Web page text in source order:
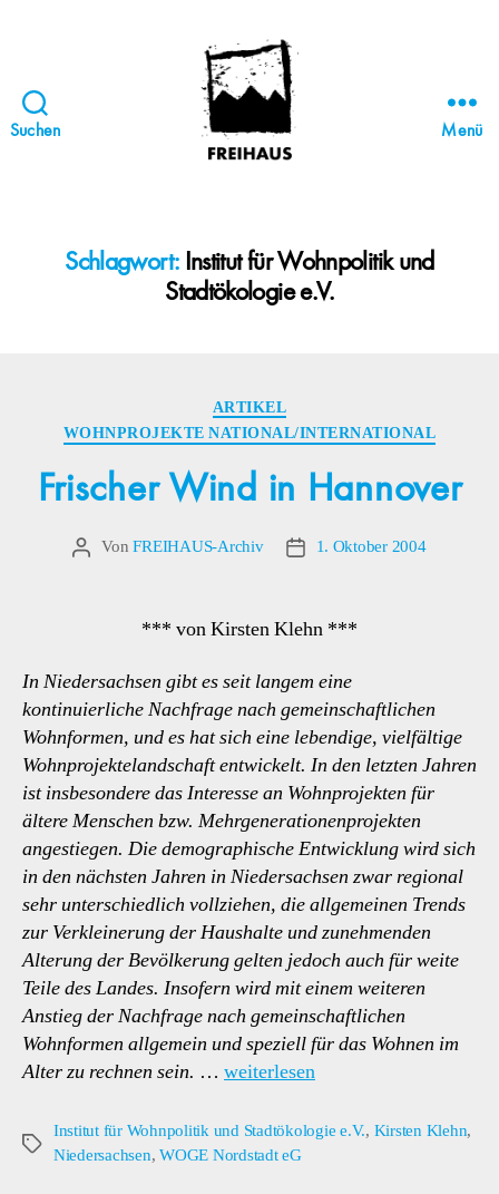
Suchen
STATTBAU
HAMBURG
Menü
Schlagwort: Institut für Wohnpolitik und
Stadtökologie e.V.
Kategorien
ARTIKEL
WOHNPROJEKTE NATIONAL/INTERNATIONAL
Frischer Wind in Hannover
Beitragsautor
VonFREIHAUS-Archiv Veröffentlichungsdatum
1. Oktober 2004
*** von Kirsten Klehn ***
In Niedersachsen gibt es seit langem eine
kontinuierliche Nachfrage nach gemeinschaftlichen
Wohnformen, und es hat sich eine lebendige, vielfältige
Wohnprojektelandschaft entwickelt. In den letzten Jahren
ist insbesondere das Interesse an Wohnprojekten für
ältere Menschen bzw. Mehrgenerationenprojekten
angestiegen. Die demographische Entwicklung wird sich
in den nächsten Jahren in Niedersachsen zwar regional
sehr unterschiedlich vollziehen, die allgemeinen Trends
zur Verkleinerung der Haushalte und zunehmenden
Alterung der Bevölkerung gelten jedoch auch für weite
Teile des Landes. Insofern wird mit einem weiteren
Anstieg der Nachfrage nach gemeinschaftlichen
Wohnformen allgemein und speziell für das Wohnen im
Alter zu rechnen sein. … weiterlesen
Schlagwörter
Institut für Wohnpolitik und Stadtökologie e.V., Kirsten Klehn,
Niedersachsen,WOGE Nordstadt eG